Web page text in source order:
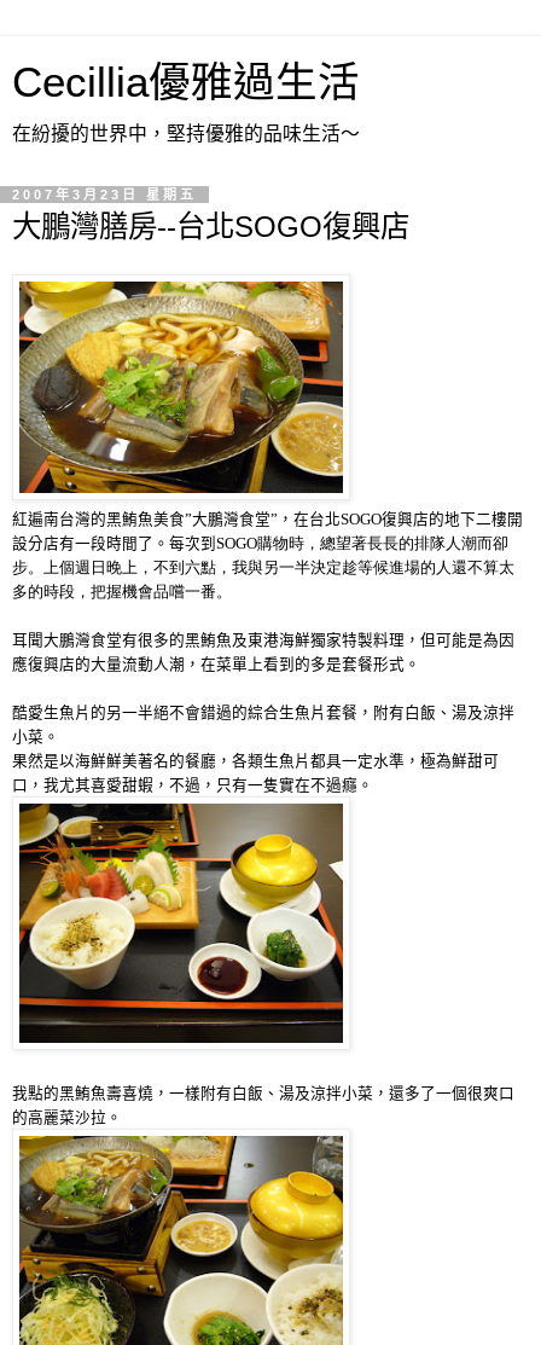
Cecillia優雅過生活
在紛擾的世界中，堅持優雅的品味生活～
2007年3月23日 星期五
大鵬灣膳房--台北SOGO復興店
紅遍南台灣的黑鮪魚美食”大鵬灣食堂” ， 在台北SOGO復興店的地下二樓開
設分店有一段時間了 。每次到 SOGO購物時，總望著長長的排隊人潮而卻
步。上個週日晚上，不到六點，我與另一半決定趁等候進場的人還不算太
多的時段，把握機會品嚐一番。
耳聞大鵬灣食堂有很多的黑鮪魚及東港海鮮獨家特製料理， 但可能是為因
應復興店的大量流動人潮，在菜單上看到的多是套餐形式。
酷愛生魚片的另一半絕不會錯過的綜合生魚片套餐，附有白飯 、 湯及涼拌
小菜。
果然是以海鮮鮮美著名的餐廳，各類生魚片都具一定水準，極為鮮甜可
口，我尤其喜愛甜蝦，不過，只有一隻實在不過癮。
我點的黑鮪魚壽喜燒，一樣附有白飯 、 湯及涼拌小菜，還多了一個很爽口
的高麗菜沙拉。